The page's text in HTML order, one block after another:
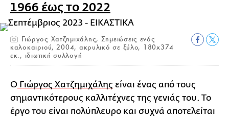
1966 έως το 2022
Γιώργος Χατζημιχάλης, Σημειώσεις ενός
καλοκαιριού, 2004, ακρυλικό σε ξύλο, 180x374
εκ., ιδιωτική συλλογή
Ο Γιώργος Χατζημιχάλης είναι ένας από τους
σημαντικότερους καλλιτέχνες της γενιάς του. Το
έργο του είναι πολύπλευρο και συχνά αποτελείται